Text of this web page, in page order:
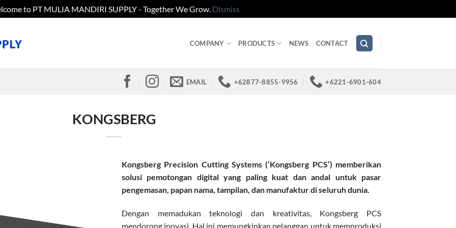
to PT MULIA MANDIRI SUPPLY - Together We Grow. Dismiss
COMPANY PRODUCTS NEWS CONTACT
EMAIL +62877-8855-9956 +6221-6901-604
KONGSBERG
Kongsberg Precision Cutting Systems (‘Kongsberg PCS’) memberikan
solusi pemotongan digital yang paling kuat dan andal untuk pasar
pengemasan, papan nama, tampilan, dan manufaktur di seluruh dunia.
Dengan memadukan teknologi dan kreativitas, Kongsberg PCS
mendorong inovasi. Hal ini memungkinkan pelanggan untuk memproduksi